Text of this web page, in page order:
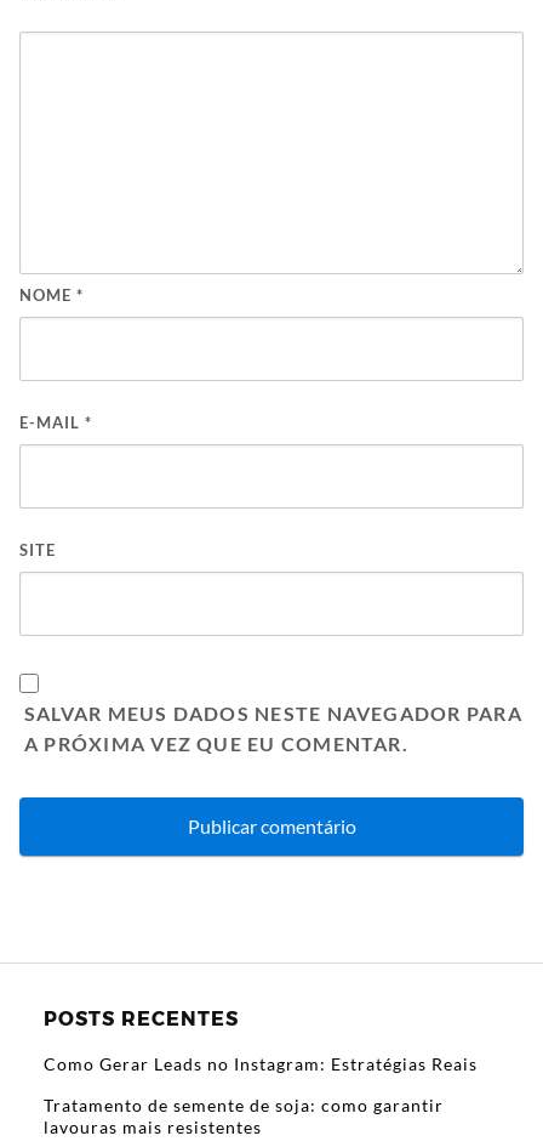
NOME *
E-MAIL *
SITE
SALVAR MEUS DADOS NESTE NAVEGADOR PARA
A PRÓXIMA VEZ QUE EU COMENTAR.
POSTS RECENTES
Como Gerar Leads no Instagram: Estratégias Reais
Tratamento de semente de soja: como garantir
lavouras mais resistentes